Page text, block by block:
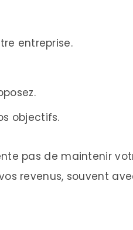
entreprise.
objectifs.
pas de maintenir
revenus, souvent